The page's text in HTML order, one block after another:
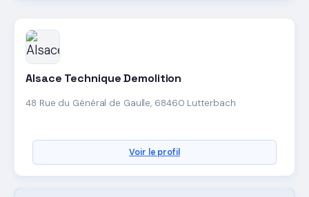
Alsace Technique Demolition
48 Rue du Général de Gaulle, 68460 Lutterbach
Voir le profil